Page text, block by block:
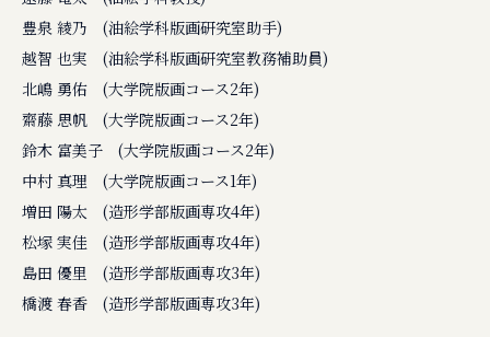
豊泉 綾乃 (油絵学科版画研究室助手)
越智 也実 (油絵学科版画研究室教務補助員)
北嶋 勇佑 (大学院版画コース2年)
齋藤 思帆 (大学院版画コース2年)
鈴木 富美子 (大学院版画コース2年)
中村 真理 (大学院版画コース1年)
増田 陽太 (造形学部版画専攻4年)
松塚 実佳 (造形学部版画専攻4年)
島田 優里 (造形学部版画専攻3年)
橋渡 春香 (造形学部版画専攻3年)